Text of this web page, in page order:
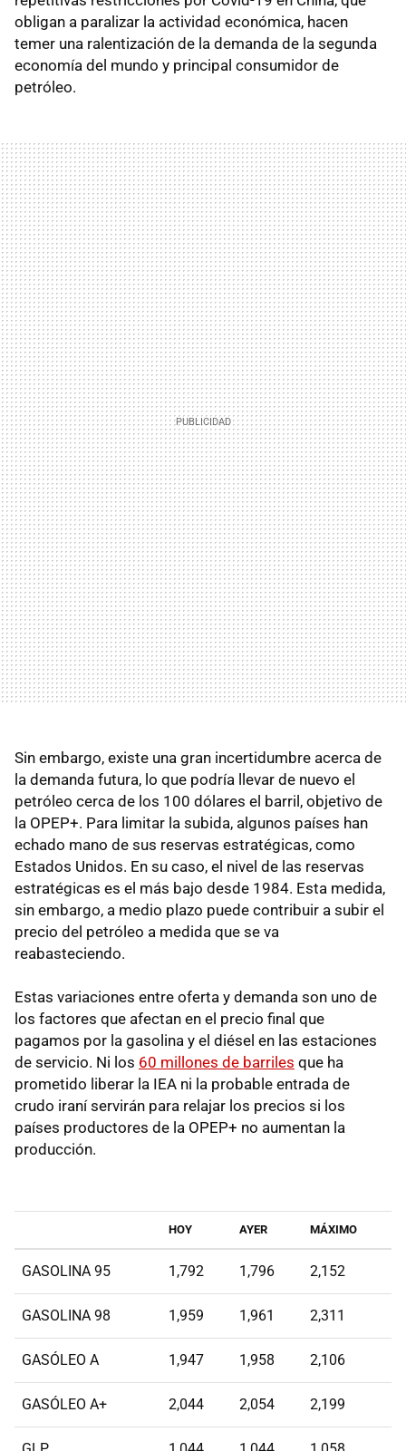
obligan a paralizar la actividad económica, hacen
temer una ralentización de la demanda de la segunda
economía del mundo y principal consumidor de
petróleo.
Sin embargo, existe una gran incertidumbre acerca de
la demanda futura, lo que podría llevar de nuevo el
petróleo cerca de los 100 dólares el barril, objetivo de
la OPEP+. Para limitar la subida, algunos países han
echado mano de sus reservas estratégicas, como
Estados Unidos. En su caso, el nivel de las reservas
estratégicas es el más bajo desde 1984. Esta medida,
sin embargo, a medio plazo puede contribuir a subir el
precio del petróleo a medida que se va
reabasteciendo.
Estas variaciones entre oferta y demanda son uno de
los factores que afectan en el precio final que
pagamos por la gasolina y el diésel en las estaciones
de servicio. Ni los 60 millones de barriles que ha
prometido liberar la IEA ni la probable entrada de
crudo iraní servirán para relajar los precios si los
países productores de la OPEP+ no aumentan la
producción.
HOY AYER MÁXIMO
GASOLINA 95 1,792 1,796 2,152
GASOLINA 98 1,959 1,961 2,311
GASÓLEO A 1,947 1,958 2,106
GASÓLEO A+ 2,044 2,054 2,199